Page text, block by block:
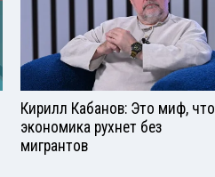
Кирилл Кабанов: Это миф, что
экономика рухнет без
мигрантов